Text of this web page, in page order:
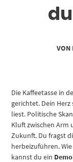
VON
Die Kaffeetasse in
gerichtet. Dein
liest. Politische
Kluft zwischen Arm
Zukunft. Du fragst
herbeizuführen.
kannst du ein